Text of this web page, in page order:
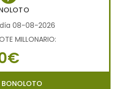
08-08-2026
MILLONARIO: